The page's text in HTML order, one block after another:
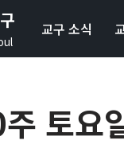
교구 소식
토요